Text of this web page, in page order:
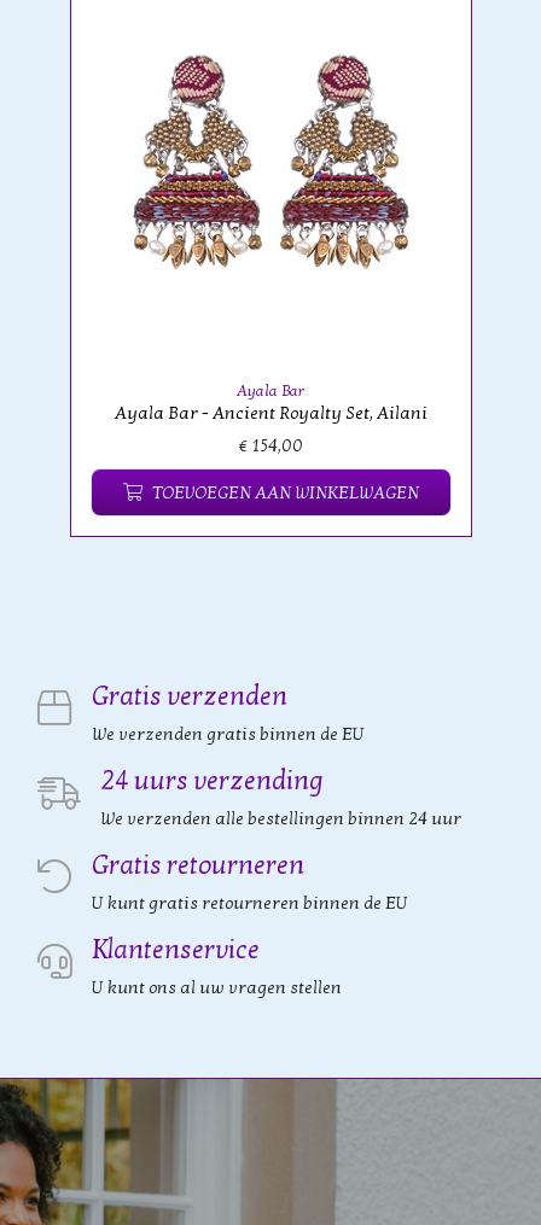
Ayala Bar
Ayala Bar - Ancient Royalty Set, Ailani
€ 154,00
TOEVOEGEN AAN WINKELWAGEN
Gratis verzenden
We verzenden gratis binnen de EU
24 uurs verzending
We verzenden alle bestellingen binnen 24 uur
Gratis retourneren
U kunt gratis retourneren binnen de EU
Klantenservice
U kunt ons al uw vragen stellen